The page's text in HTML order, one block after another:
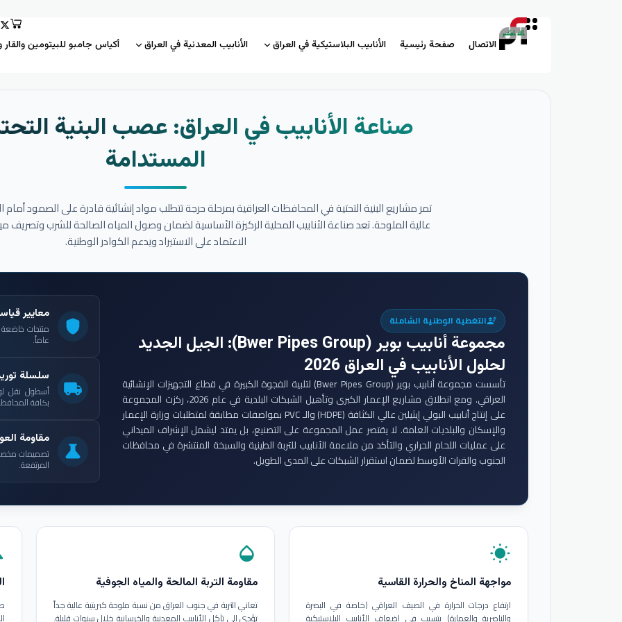
الاتصال صفحة رئيسية الأنابيب البلاستيكية في العراق الأنابيب المعدنية في العراق أكياس جامبو للبيتومين والقار
صناعة الأنابيب في العراق: عصب البنية
المستدامة
تمر مشاريع البنية التحتية في المحافظات العراقية بمرحلة حرجة تتطلب مواد إنشائية قادرة على الصمود أمام
عالية الملوحة. تعد صناعة الأنابيب المحلية الركيزة الأساسية لضمان وصول المياه الصالحة للشرب وتصريف
الاعتماد على الاستيراد ويدعم الكوادر الوطنية.
engineeringالتغطية الوطنية الشاملة
مجموعة أنابيب بوير (Bwer Pipes Group)
: الجيل الجديد
لحلول الأنابيب في العراق 2026
تأسست مجموعة أنابيب بوير (Bwer Pipes Group) لتلبية الفجوة الكبيرة في قطاع التجهيزات الإنشائية
العراقي. ومع انطلاق مشاريع الإعمار الكبرى وتأهيل الشبكات البلدية في عام 2026، ركزت المجموعة
على إنتاج أنابيب البولي إيثيلين عالي الكثافة (HDPE) والـ PVC بمواصفات مطابقة لمتطلبات وزارة الإعمار
والإسكان والبلديات العامة. لا يقتصر عمل المجموعة على التصنيع، بل يمتد ليشمل الإشراف الميداني
على عمليات اللحام الحراري والتأكد من ملاءمة الأنابيب للتربة الطينية والسبخة المنتشرة في محافظات
الجنوب والفرات الأوسط لضمان استقرار الشبكات على المدى الطويل.
shield
معايير
عاماً.
local_shipping
سلسلة
أسطول نقل
بكافة
science
مقاومة
تصميمات
المرتفعة.
wb_sunny
مواجهة المناخ والحرارة القاسية
ارتفاع درجات الحرارة في الصيف العراقي (خاصة في البصرة
والناصرية والعمارة) يتسبب في إضعاف الأنابيب البلاستيكية
opacity
مقاومة التربة المالحة والمياه الجوفية
تعاني التربة في جنوب العراق من نسبة ملوحة كبريتية عالية جداً
تؤدي إلى تآكل الأنابيب المعدنية والخرسانية خلال سنوات قليلة.